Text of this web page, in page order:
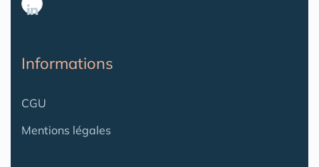
Informations
CGU
Mentions légales